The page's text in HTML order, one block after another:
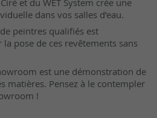
et du WET System crée une
dans vos salles d’eau.
peintres qualifiés est
pose de ces revêtements sans
est une démonstration de
matières. Pensez à le contempler
!